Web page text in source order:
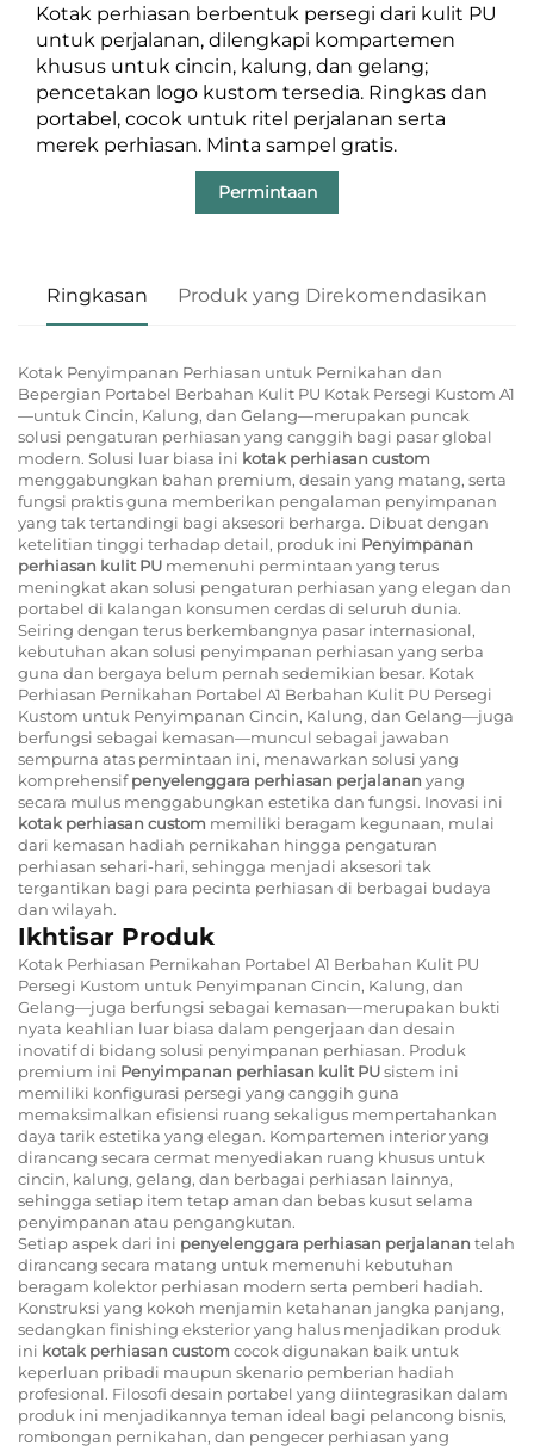
Kotak perhiasan berbentuk persegi dari kulit PU
untuk perjalanan, dilengkapi kompartemen
khusus untuk cincin, kalung, dan gelang;
pencetakan logo kustom tersedia. Ringkas dan
portabel, cocok untuk ritel perjalanan serta
merek perhiasan. Minta sampel gratis.
Permintaan
Ringkasan Produk yang Direkomendasikan
Kotak Penyimpanan Perhiasan untuk Pernikahan dan
Bepergian Portabel Berbahan Kulit PU Kotak Persegi Kustom A1
—untuk Cincin, Kalung, dan Gelang—merupakan puncak
solusi pengaturan perhiasan yang canggih bagi pasar global
modern. Solusi luar biasa ini kotak perhiasan custom
menggabungkan bahan premium, desain yang matang, serta
fungsi praktis guna memberikan pengalaman penyimpanan
yang tak tertandingi bagi aksesori berharga. Dibuat dengan
ketelitian tinggi terhadap detail, produk ini Penyimpanan
perhiasan kulit PU memenuhi permintaan yang terus
meningkat akan solusi pengaturan perhiasan yang elegan dan
portabel di kalangan konsumen cerdas di seluruh dunia.
Seiring dengan terus berkembangnya pasar internasional,
kebutuhan akan solusi penyimpanan perhiasan yang serba
guna dan bergaya belum pernah sedemikian besar. Kotak
Perhiasan Pernikahan Portabel A1 Berbahan Kulit PU Persegi
Kustom untuk Penyimpanan Cincin, Kalung, dan Gelang—juga
berfungsi sebagai kemasan—muncul sebagai jawaban
sempurna atas permintaan ini, menawarkan solusi yang
komprehensifpenyelenggara perhiasan perjalanan yang
secara mulus menggabungkan estetika dan fungsi. Inovasi ini
kotak perhiasan custom memiliki beragam kegunaan, mulai
dari kemasan hadiah pernikahan hingga pengaturan
perhiasan sehari-hari, sehingga menjadi aksesori tak
tergantikan bagi para pecinta perhiasan di berbagai budaya
dan wilayah.
Ikhtisar Produk
Kotak Perhiasan Pernikahan Portabel A1 Berbahan Kulit PU
Persegi Kustom untuk Penyimpanan Cincin, Kalung, dan
Gelang—juga berfungsi sebagai kemasan—merupakan bukti
nyata keahlian luar biasa dalam pengerjaan dan desain
inovatif di bidang solusi penyimpanan perhiasan. Produk
premium ini Penyimpanan perhiasan kulit PUsistem ini
memiliki konfigurasi persegi yang canggih guna
memaksimalkan efisiensi ruang sekaligus mempertahankan
daya tarik estetika yang elegan. Kompartemen interior yang
dirancang secara cermat menyediakan ruang khusus untuk
cincin, kalung, gelang, dan berbagai perhiasan lainnya,
sehingga setiap item tetap aman dan bebas kusut selama
penyimpanan atau pengangkutan.
Setiap aspek dari ini penyelenggara perhiasan perjalanan telah
dirancang secara matang untuk memenuhi kebutuhan
beragam kolektor perhiasan modern serta pemberi hadiah.
Konstruksi yang kokoh menjamin ketahanan jangka panjang,
sedangkan finishing eksterior yang halus menjadikan produk
ini kotak perhiasan custom cocok digunakan baik untuk
keperluan pribadi maupun skenario pemberian hadiah
profesional. Filosofi desain portabel yang diintegrasikan dalam
produk ini menjadikannya teman ideal bagi pelancong bisnis,
rombongan pernikahan, dan pengecer perhiasan yang